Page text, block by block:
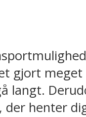
gjort meget
langt.
henter